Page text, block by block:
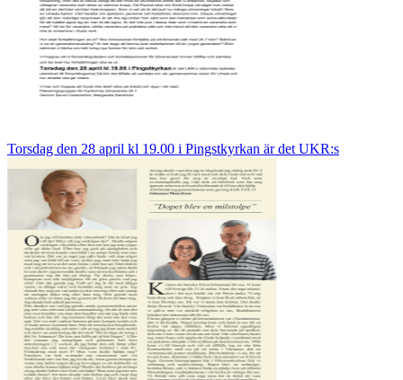
Torsdag den 28 april kl 19.00 i Pingstkyrkan​ är det UKR:s